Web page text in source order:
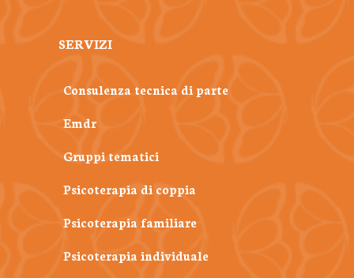
SERVIZI
Consulenza tecnica di parte
Emdr
Gruppi tematici
Psicoterapia di coppia
Psicoterapia familiare
Psicoterapia individuale